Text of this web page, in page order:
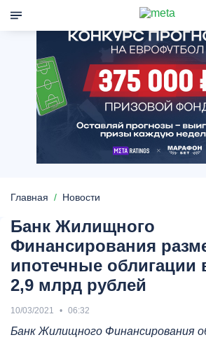
Главная Новости
​Банк Жилищного
Финансирования
ипотечные облигации
2,9 млрд рублей
10/03/2021 06:32
Банк Жилищного Финансирования